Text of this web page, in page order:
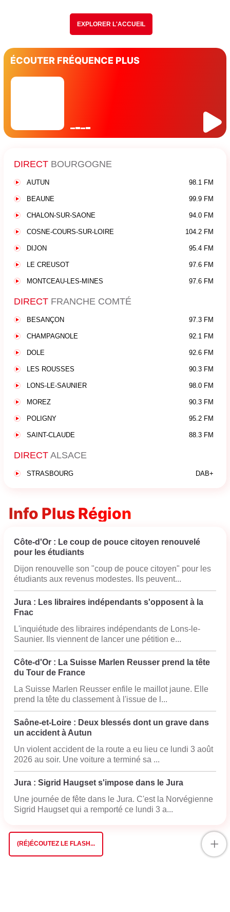
EXPLORER L'ACCUEIL
ÉCOUTER FRÉQUENCE PLUS
DIRECT BOURGOGNE
AUTUN 98.1 FM
BEAUNE 99.9 FM
CHALON-SUR-SAONE 94.0 FM
COSNE-COURS-SUR-LOIRE 104.2 FM
DIJON 95.4 FM
LE CREUSOT 97.6 FM
MONTCEAU-LES-MINES 97.6 FM
DIRECT FRANCHE COMTÉ
BESANÇON 97.3 FM
CHAMPAGNOLE 92.1 FM
DOLE 92.6 FM
LES ROUSSES 90.3 FM
LONS-LE-SAUNIER 98.0 FM
MOREZ 90.3 FM
POLIGNY 95.2 FM
SAINT-CLAUDE 88.3 FM
DIRECT ALSACE
STRASBOURG DAB+
Info Plus Région
Côte-d'Or : Le coup de pouce citoyen renouvelé
pour les étudiants
Dijon renouvelle son "coup de pouce citoyen" pour les
étudiants aux revenus modestes. Ils peuvent...
Jura : Les libraires indépendants s'opposent à la
Fnac
L'inquiétude des libraires indépendants de Lons-le-
Saunier. Ils viennent de lancer une pétition e...
Côte-d'Or : La Suisse Marlen Reusser prend la tête
du Tour de France
La Suisse Marlen Reusser enfile le maillot jaune. Elle
prend la tête du classement à l'issue de l...
Saône-et-Loire : Deux blessés dont un grave dans
un accident à Autun
Un violent accident de la route a eu lieu ce lundi 3 août
2026 au soir. Une voiture a terminé sa ...
Jura : Sigrid Haugset s'impose dans le Jura
Une journée de fête dans le Jura. C'est la Norvégienne
Sigrid Haugset qui a remporté ce lundi 3 a...
(RÉ)ÉCOUTEZ LE FLASH... +